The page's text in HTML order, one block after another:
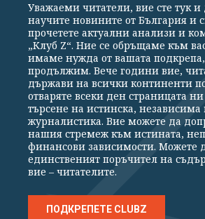
Общи условия
Политика за
Реклама
Партньори
Екип
Подкрепете
Издател на www.clubz.bg е „Клуб Зебра
Константинов" 3. Всички права запазени
Препечатването на материали, снимки и
разрешение ще бъде преследвано по
ОБЩИТЕ УСЛОВИЯ
Уважаеми читатели, вие сте тук и
научите новините от България и
прочетете актуални анализи и
„Клуб Z“. Ние се обръщаме към
имаме нужда от вашата
продължим. Вече години вие,
държави на всички континенти
отваряте всеки ден страницата
търсене на истинска, независима
журналистика. Вие можете да
нашия стремеж към истината,
финансови зависимости. Можете
единственият поръчител на
вие – читателите.
ПОДКРЕПЕТЕ CLUBZ